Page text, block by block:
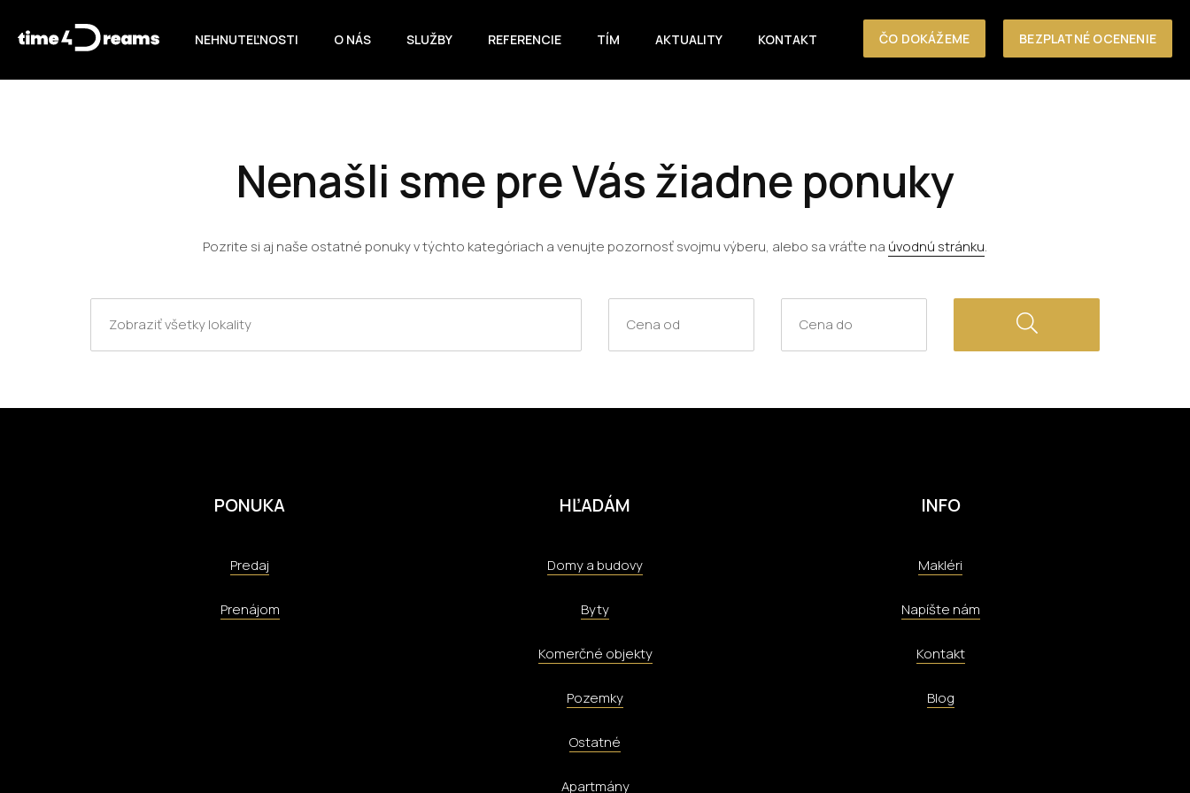
BEZPLATNÉ OCENENIE
ČO DOKÁŽEME
NEHNUTEĽNOSTI O NÁS SLUŽBY REFERENCIE TÍM AKTUALITY KONTAKT
Nenašli sme pre Vás žiadne ponuky
Pozrite si aj naše ostatné ponuky v týchto kategóriach a venujte pozornosť svojmu výberu, alebo sa vráťte na úvodnú stránku.
PONUKA
Predaj
Prenájom
HĽADÁM
Domy a budovy
Byty
Komerčné objekty
Pozemky
Ostatné
Apartmány
INFO
Makléri
Napíšte nám
Kontakt
Blog